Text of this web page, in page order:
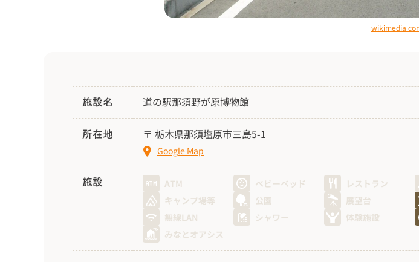
wikimedia
施設名 道の駅那須野が原博物館
所在地 〒 栃木県那須塩原市三島5-1
Google Map
施設 ATM ベビーベッド レストラン
キャンプ場等
公園 展望台
無線LAN
シャワー 体験施設
みなとオアシス